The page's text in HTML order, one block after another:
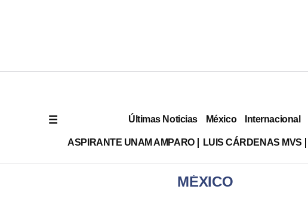
Últimas Noticias México Internacional
ASPIRANTE UNAM AMPARO LUIS CÁRDENAS MVS
MÉXICO